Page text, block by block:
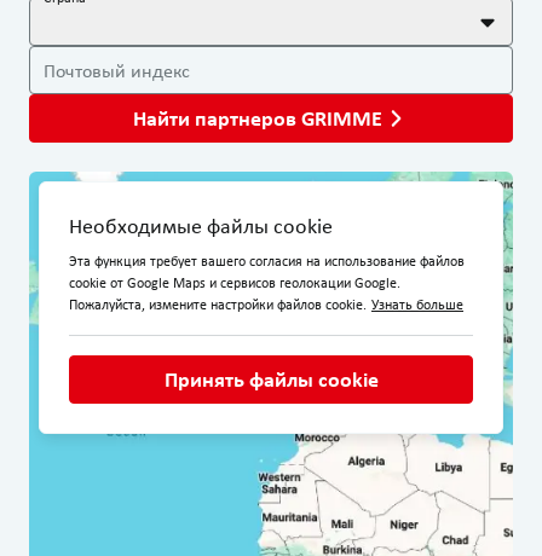
Почтовый индекс
Найти партнеров GRIMME
Необходимые файлы cookie
Эта функция требует вашего согласия на использование файлов
cookie от Google Maps и сервисов геолокации Google.
Пожалуйста, измените настройки файлов cookie. Узнать больше
Принять файлы cookie